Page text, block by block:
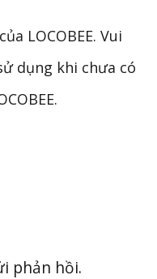
LOCOBEE. Vui
dụng khi chưa có
phản hồi.